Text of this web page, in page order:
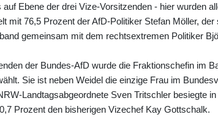
Ebene der drei Vize-Vorsitzenden - hier wurden
mit 76,5 Prozent der AfD-Politiker Stefan Möller,
gemeinsam mit dem rechtsextremen Politiker
der Bundes-AfD wurde die Fraktionschefin im
Sie ist neben Weidel die einzige Frau im
Landtagsabgeordnete Sven Tritschler besiegte in
Prozent den bisherigen Vizechef Kay Gottschalk.